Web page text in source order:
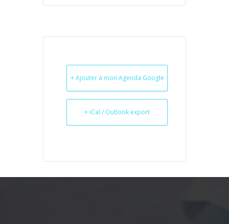
+ Ajouter à mon Agenda Google
+ iCal / Outlook export